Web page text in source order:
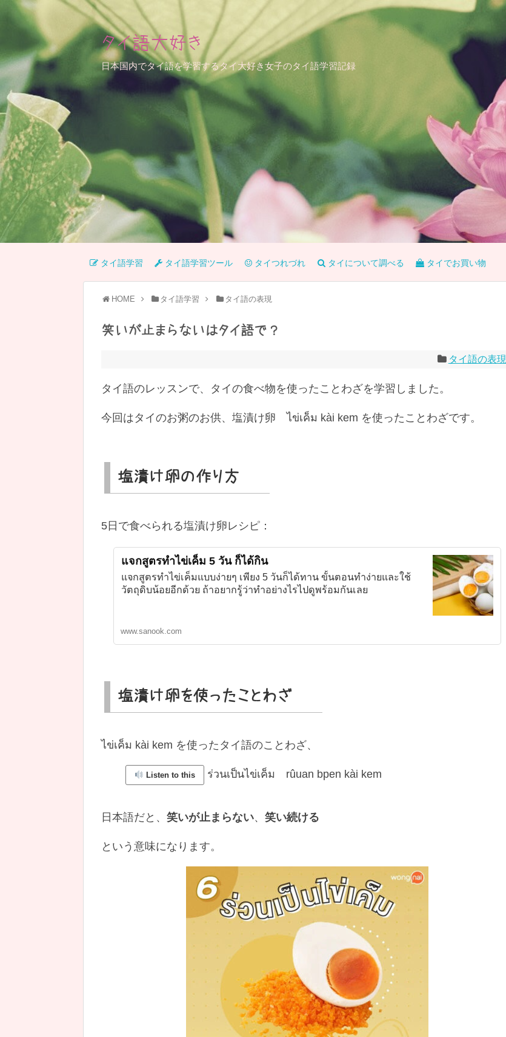
タイ語大好き
日本国内でタイ語を学習するタイ大好き女子のタイ語学習記録
タイ語学習 タイ語学習ツール タイつれづれ タイについて調べる タイでお買い物
HOME タイ語学習 タイ語の表現
笑いが止まらないはタイ語で？
タイ語の表現
タイ語のレッスンで、タイの食べ物を使ったことわざを学習しました。
今回はタイのお粥のお供、塩漬け卵 ไข่เค็ม kài kem を使ったことわざです。
塩漬け卵の作り方
5日で食べられる塩漬け卵レシピ：
แจกสูตรทำไข่เค็ม 5 วัน ก็ได้กิน
แจกสูตรทำไข่เค็มแบบง่ายๆ เพียง 5 วันก็ได้ทาน ขั้นตอนทำง่ายและใช้
วัตถุดิบน้อยอีกด้วย ถ้าอยากรู้ว่าทำอย่างไรไปดูพร้อมกันเลย
www.sanook.com
塩漬け卵を使ったことわざ
ไข่เค็ม kài kem を使ったタイ語のことわざ、
Listen to this ร่วนเป็นไข่เค็ม rûuan bpen kài kem
日本語だと、 笑いが止まらない、 笑い続ける
という意味になります。